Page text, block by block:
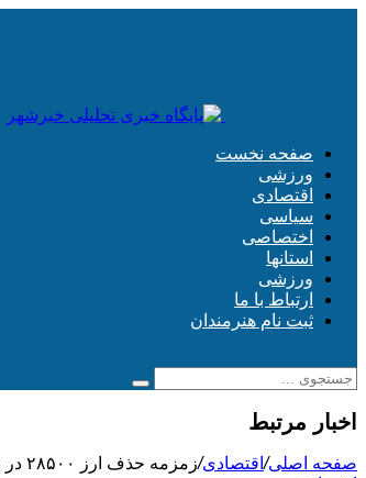
صفحه نخست
ورزشی
اقتصادی
سیاسی
اختصاصی
استانها
ورزشی
ارتباط با ما
ثبت نام هنرمندان
اخبار مرتبط
صفحه اصلی/اقتصادی/زمزمه حذف ارز ۲۸۵۰۰ در بودجه ۱۴۰۵؛ آیا تجربه تلخ حذف ارز ۴۲۰۰تومانی تکرار می‌شود؟